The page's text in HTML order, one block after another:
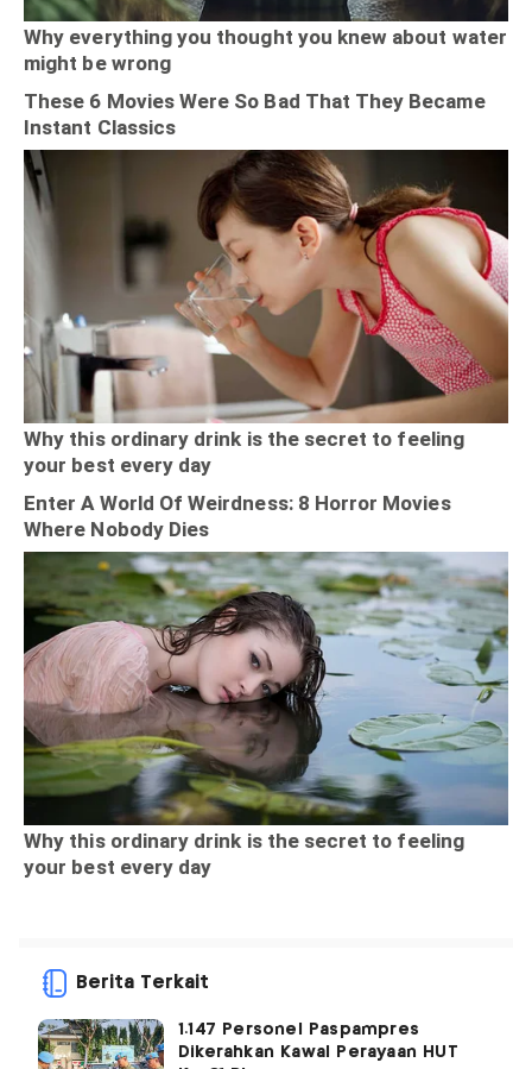
Berita Terkait
1.147 Personel Paspampres
Dikerahkan Kawal Perayaan HUT